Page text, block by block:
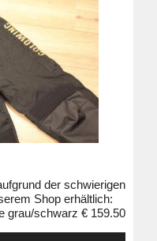
der schwierigen
Shop erhältlich:
grau/schwarz € 159.50